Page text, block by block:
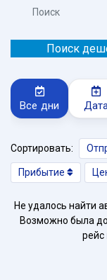
Поиск
Поиск
Все дни
Сортировать:
Прибытие
Не удалось найти
Возможно была
рейс